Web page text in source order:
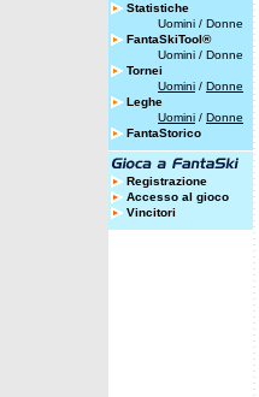
Statistiche
Uomini / Donne
FantaSkiTool®
Uomini / Donne
Tornei
Uomini / Donne
Leghe
Uomini / Donne
FantaStorico
Registrazione
Accesso al gioco
Vincitori